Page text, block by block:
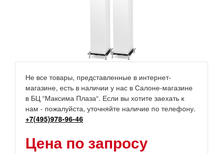
Не все товары, представленные в интернет-
магазине, есть в наличии у нас в Салоне-магазине
в БЦ “Максима Плаза“. Если вы хотите заехать к
нам - пожалуйста, уточняйте наличие по телефону.
+7(495)978-96-46
Цена по запросу